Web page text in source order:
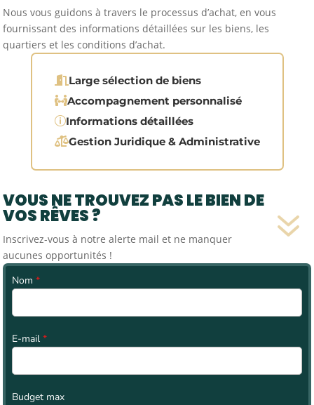
Nous vous guidons à travers le processus d’achat, en vous
fournissant des informations détaillées sur les biens, les
quartiers et les conditions d’achat.
 Large sélection de biens
Accompagnement personnalisé
pInformations détaillées
Gestion Juridique & Administrative
VOUS NE TROUVEZ PAS LE BIEN DE
VOS RÊVES ?
Inscrivez-vous à notre alerte mail et ne manquer
aucunes opportunités !
7
Nom*
E-mail*
Budget max